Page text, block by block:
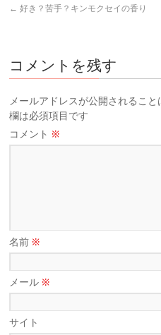
← 好き？苦手？キンモクセイの香り
コメントを残す
メールアドレスが公開されること
欄は必須項目です
コメント ※
名前 ※
メール ※
サイト